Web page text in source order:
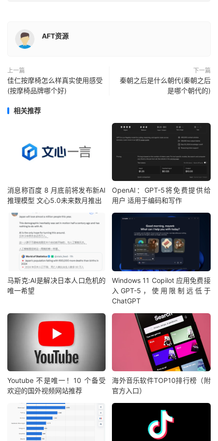
AFT资源
上一篇
佳仁按摩椅怎么样真实使用感受
(按摩椅品牌哪个好)
下一篇
秦朝之后是什么朝代(秦朝之后
是哪个朝代的)
相关推荐
消息称百度 8 月底前将发布新AI
推理模型 文心5.0未来数月推出
OpenAI：GPT-5将免费提供给
用户 适用于编码和写作
马斯克:AI是解决日本人口危机的
唯一希望
Windows 11 Copilot 应用免费接
入GPT-5，使用限制远低于
ChatGPT
Youtube 不是唯一！10 个备受
欢迎的国外视频网站推荐
海外音乐软件TOP10排行榜（附
官方入口）